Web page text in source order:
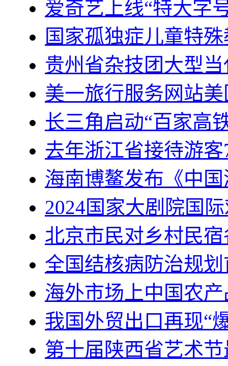
爱奇艺上线“特大字
国家孤独症儿童特
贵州省杂技团大型
美一旅行服务网站
长三角启动“百家高
去年浙江省接待游
海南博鳌发布《中
2024国家大剧院国
北京市民对乡村民
全国结核病防治规
海外市场上中国农
我国外贸出口再现“
第十届陕西省艺术